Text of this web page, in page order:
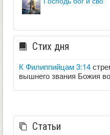
Стих дня
К Филиппийцам 3:14
вышнего звания Божия
Статьи